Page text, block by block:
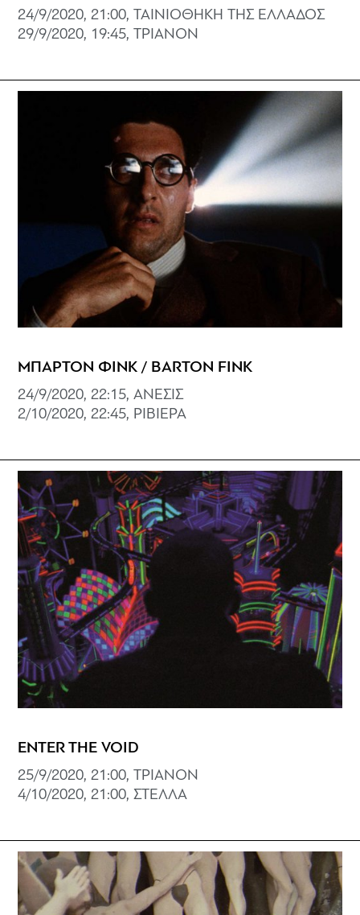
24/9/2020, 21:00, ΤΑΙΝΙΟΘΗΚΗ ΤΗΣ ΕΛΛΑΔΟΣ
29/9/2020, 19:45, ΤΡΙΑΝΟΝ
ΜΠΑΡΤΟΝ ΦΙΝΚ / BARTON FINK
24/9/2020, 22:15, ΑΝΕΣΙΣ
2/10/2020, 22:45, ΡΙΒΙΕΡΑ
ENTER THE VOID
25/9/2020, 21:00, ΤΡΙΑΝΟΝ
4/10/2020, 21:00, ΣΤΕΛΛΑ